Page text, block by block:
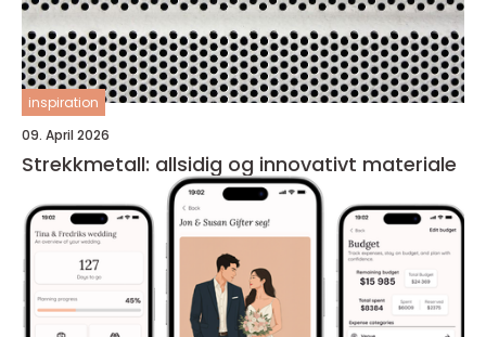
inspiration
09. April 2026
Strekkmetall: allsidig og innovativt materiale